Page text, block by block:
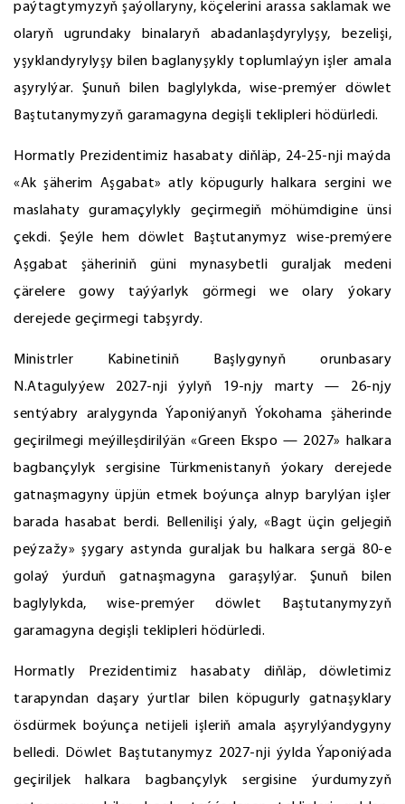
paýtagtymyzyň şaýollaryny, köçelerini arassa saklamak we
olaryň ugrundaky binalaryň abadanlaşdyrylyşy, bezelişi,
yşyklandyrylyşy bilen baglanyşykly toplumlaýyn işler amala
aşyrylýar. Şunuň bilen baglylykda, wise-premýer döwlet
Baştutanymyzyň garamagyna degişli teklipleri hödürledi.
Hormatly Prezidentimiz hasabaty diňläp, 24-25-nji maýda
«Ak şäherim Aşgabat» atly köpugurly halkara sergini we
maslahaty guramaçylykly geçirmegiň möhümdigine ünsi
çekdi. Şeýle hem döwlet Baştutanymyz wise-premýere
Aşgabat şäheriniň güni mynasybetli guraljak medeni
çärelere gowy taýýarlyk görmegi we olary ýokary
derejede geçirmegi tabşyrdy.
Ministrler Kabinetiniň Başlygynyň orunbasary
N.Atagulyýew 2027-nji ýylyň 19-njy marty — 26-njy
sentýabry aralygynda Ýaponiýanyň Ýokohama şäherinde
geçirilmegi meýilleşdirilýän «Green Ekspo — 2027» halkara
bagbançylyk sergisine Türkmenistanyň ýokary derejede
gatnaşmagyny üpjün etmek boýunça alnyp barylýan işler
barada hasabat berdi. Bellenilişi ýaly, «Bagt üçin geljegiň
peýzažy» şygary astynda guraljak bu halkara sergä 80-e
golaý ýurduň gatnaşmagyna garaşylýar. Şunuň bilen
baglylykda, wise-premýer döwlet Baştutanymyzyň
garamagyna degişli teklipleri hödürledi.
Hormatly Prezidentimiz hasabaty diňläp, döwletimiz
tarapyndan daşary ýurtlar bilen köpugurly gatnaşyklary
ösdürmek boýunça netijeli işleriň amala aşyrylýandygyny
belledi. Döwlet Baştutanymyz 2027-nji ýylda Ýaponiýada
geçiriljek halkara bagbançylyk sergisine ýurdumyzyň